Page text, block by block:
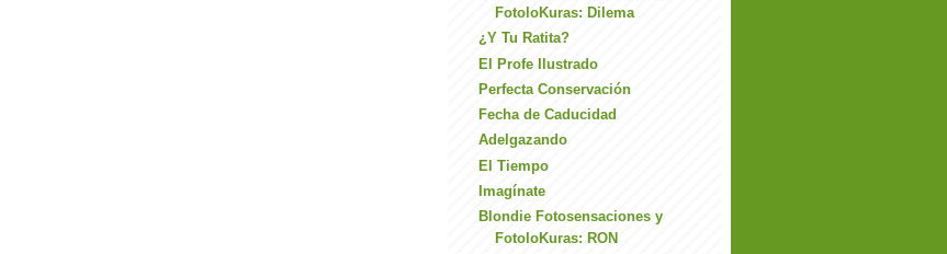
FotoloKuras: Dilema
¿Y Tu Ratita?
El Profe Ilustrado
Perfecta Conservación
Fecha de Caducidad
Adelgazando
El Tiempo
Imagínate
Blondie Fotosensaciones y
FotoloKuras: RON